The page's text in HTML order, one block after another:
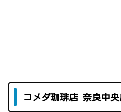
コメダ珈琲店 奈良中央